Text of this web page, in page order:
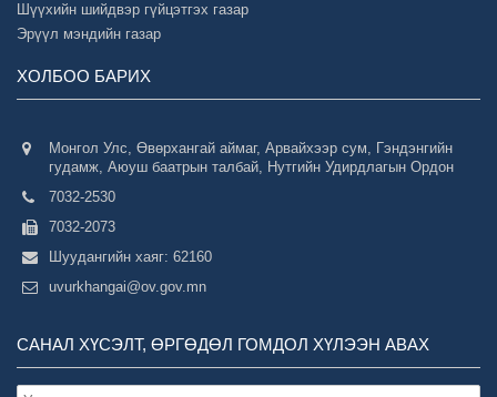
Шүүхийн шийдвэр гүйцэтгэх газар
Эрүүл мэндийн газар
ХОЛБОО БАРИХ
Монгол Улс, Өвөрхангай аймаг, Арвайхээр сум, Гэндэнгийн
гудамж, Аюуш баатрын талбай, Нутгийн Удирдлагын Ордон
7032-2530
7032-2073
Шуудангийн хаяг: 62160
uvurkhangai@ov.gov.mn
САНАЛ ХҮСЭЛТ, ӨРГӨДӨЛ ГОМДОЛ ХҮЛЭЭН АВАХ